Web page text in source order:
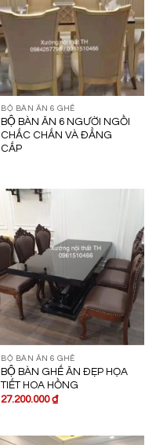
BỘ BÀN ĂN 6 GHẾ
BỘ BÀN ĂN 6 NGƯỜI NGỒI
CHẮC CHẮN VÀ ĐẲNG
CẤP
BỘ BÀN ĂN 6 GHẾ
BỘ BÀN GHẾ ĂN ĐẸP HỌA
TIẾT HOA HỒNG
27.200.000₫